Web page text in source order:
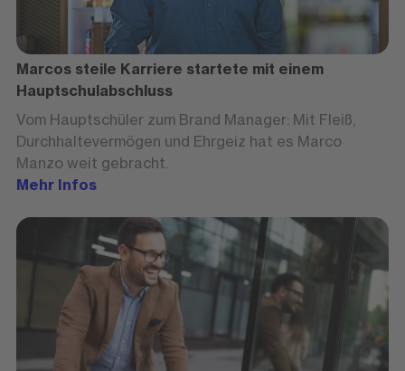
Marcos steile Karriere startete mit einem
Hauptschulabschluss
Vom Hauptschüler zum Brand Manager: Mit Fleiß,
Durchhaltevermögen und Ehrgeiz hat es Marco
Manzo weit gebracht.
Mehr Infos